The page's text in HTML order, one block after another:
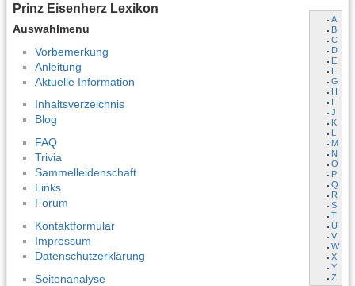
Prinz Eisenherz Lexikon
Auswahlmenu
A
B
C
D
E
F
G
H
I
J
K
L
M
N
O
P
Q
R
S
T
U
V
W
X
Y
Z
Vorbemerkung
Anleitung
Aktuelle Information
Inhaltsverzeichnis
Blog
FAQ
Trivia
Sammelleidenschaft
Links
Forum
Kontaktformular
Impressum
Datenschutzerklärung
Seitenanalyse